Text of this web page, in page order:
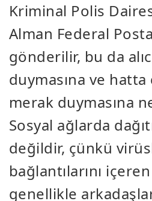
Kriminal Polis
Alman Federal
gönderilir, bu da
duymasına ve
merak duymasına
Sosyal ağlarda
değildir, çünkü
bağlantılarını
genellikle